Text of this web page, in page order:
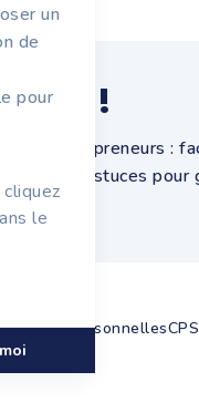
un
de
pour
le
!
pour entrepreneurs :
et astuces pour
personnelles